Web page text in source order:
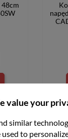
value your
similar
to